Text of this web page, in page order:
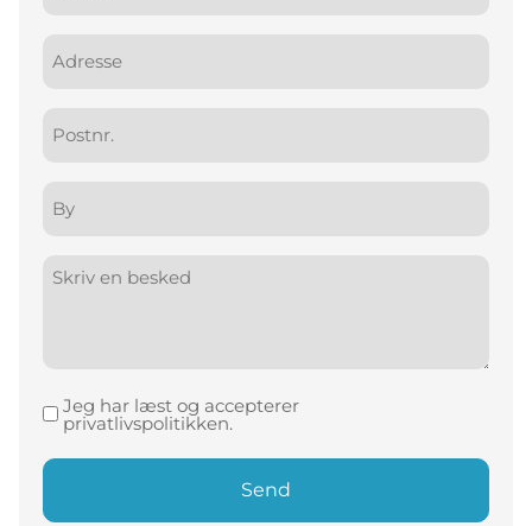
Samtykke
(Påkrævet)
Jeg har læst og accepterer
privatlivspolitikken.